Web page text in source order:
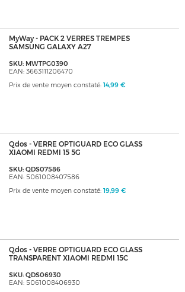
MyWay - PACK 2 VERRES TREMPES
SAMSUNG GALAXY A27
SKU: MWTPG0390
EAN: 3663111206470
Prix de vente moyen constaté: 14,99 €
Qdos - VERRE OPTIGUARD ECO GLASS
XIAOMI REDMI 15 5G
SKU: QDS07586
EAN: 5061008407586
Prix de vente moyen constaté: 19,99 €
Qdos - VERRE OPTIGUARD ECO GLASS
TRANSPARENT XIAOMI REDMI 15C
SKU: QDS06930
EAN: 5061008406930